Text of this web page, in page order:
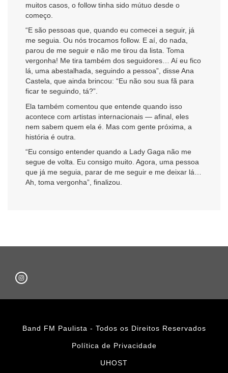
muitos casos, o follow tinha sido mútuo desde o
começo.
“E são pessoas que, quando eu comecei a seguir, já
me seguia. Ou nós trocamos follow. E aí, do nada,
parou de me seguir e não me tirou da lista. Toma
vergonha! Me tira também dos seguidores… Aí eu fico
lá, uma abestalhada, seguindo a pessoa”, disse Ana
Castela, que ainda brincou: “Eu não sou sua fã para
ficar te seguindo, tá?”.
Ela também comentou que entende quando isso
acontece com artistas internacionais — afinal, eles
nem sabem quem ela é. Mas com gente próxima, a
história é outra.
“Eu consigo entender quando a Lady Gaga não me
segue de volta. Eu consigo muito. Agora, uma pessoa
que já me seguia, parar de me seguir e me deixar lá…
Ah, toma vergonha”, finalizou.
Band FM Paulista - Todos os Direitos Reservados
Política de Privacidade
UHOST